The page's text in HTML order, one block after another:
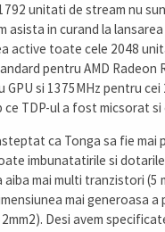
unitati de stream nu
asista in curand la
active toate cele 2048
pentru AMD Radeon
GPU si 1375MHz pentru cei
ce TDP-ul a fost micsorat si
ca Tonga sa fie mai
imbunatatirile si
aiba mai multi tranzistori (5
mai generoasa a
Desi avem